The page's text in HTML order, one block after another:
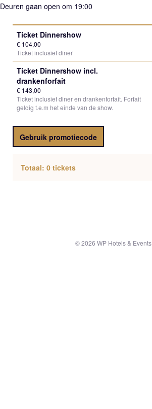
Deuren gaan open om 19:00
Ticket Dinnershow
€ 104,00
Ticket inclusief diner
Ticket Dinnershow incl.
drankenforfait
€ 143,00
Ticket inclusief diner en drankenforfait. Forfait
geldig t.e.m het einde van de show.
Gebruik promotiecode
Totaal: 0 tickets
© 2026 WP Hotels & Events